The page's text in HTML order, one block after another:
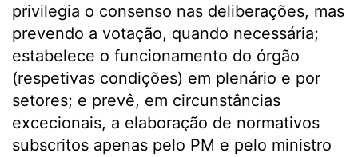
privilegia o consenso nas deliberações, mas
prevendo a votação, quando necessária;
estabelece o funcionamento do órgão
(respetivas condições) em plenário e por
setores; e prevê, em circunstâncias
excecionais, a elaboração de normativos
subscritos apenas pelo PM e pelo ministro